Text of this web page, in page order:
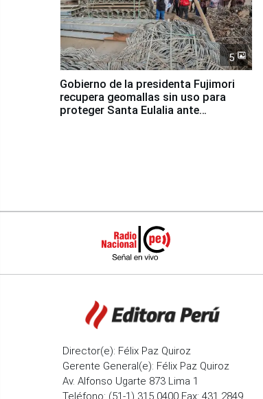
5
Gobierno de la presidenta Fujimori
recupera geomallas sin uso para
proteger Santa Eulalia ante
Director(e): Félix Paz Quiroz
Gerente General(e): Félix Paz Quiroz
Av. Alfonso Ugarte 873 Lima 1
Teléfono: (51-1) 315 0400 Fax: 431 2849